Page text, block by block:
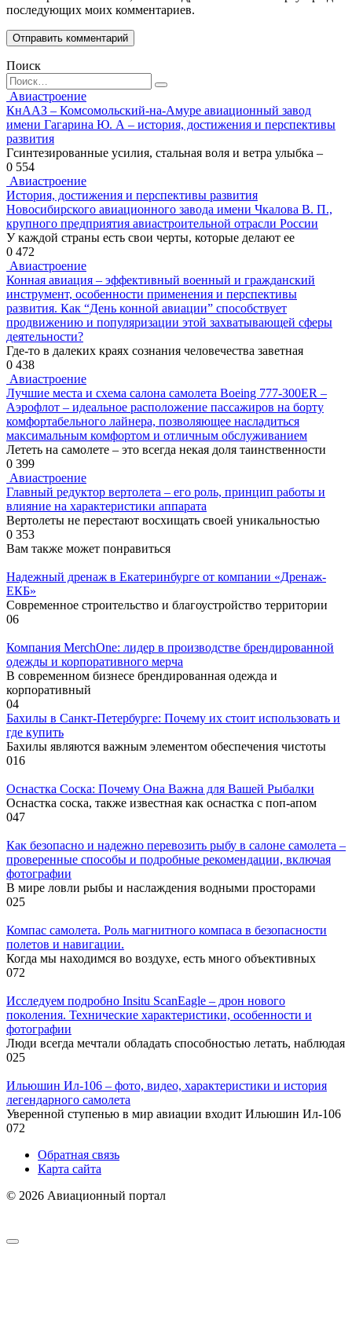
последующих моих комментариев.
Поиск
Search
for:
Авиастроение
КнААЗ – Комсомольский-на-Амуре авиационный завод
имени Гагарина Ю. А – история, достижения и перспективы
развития
Гсинтезированные усилия, стальная воля и ветра улыбка –
0 554
Авиастроение
История, достижения и перспективы развития
Новосибирского авиационного завода имени Чкалова В. П.,
крупного предприятия авиастроительной отрасли России
У каждой страны есть свои черты, которые делают ее
0 472
Авиастроение
Конная авиация – эффективный военный и гражданский
инструмент, особенности применения и перспективы
развития. Как “День конной авиации” способствует
продвижению и популяризации этой захватывающей сферы
деятельности?
Где-то в далеких краях сознания человечества заветная
0 438
Авиастроение
Лучшие места и схема салона самолета Boeing 777-300ER –
Аэрофлот – идеальное расположение пассажиров на борту
комфортабельного лайнера, позволяющее насладиться
максимальным комфортом и отличным обслуживанием
Лететь на самолете – это всегда некая доля таинственности
0 399
Авиастроение
Главный редуктор вертолета – его роль, принцип работы и
влияние на характеристики аппарата
Вертолеты не перестают восхищать своей уникальностью
0 353
Вам также может понравиться
Надежный дренаж в Екатеринбурге от компании «Дренаж-
ЕКБ»
Современное строительство и благоустройство территории
06
Компания MerchOne: лидер в производстве брендированной
одежды и корпоративного мерча
В современном бизнесе брендированная одежда и
корпоративный
04
Бахилы в Санкт-Петербурге: Почему их стоит использовать и
где купить
Бахилы являются важным элементом обеспечения чистоты
016
Оснастка Соска: Почему Она Важна для Вашей Рыбалки
Оснастка соска, также известная как оснастка с поп-апом
047
Как безопасно и надежно перевозить рыбу в салоне самолета –
проверенные способы и подробные рекомендации, включая
фотографии
В мире ловли рыбы и наслаждения водными просторами
025
Компас самолета. Роль магнитного компаса в безопасности
полетов и навигации.
Когда мы находимся во воздухе, есть много объективных
072
Исследуем подробно Insitu ScanEagle – дрон нового
поколения. Технические характеристики, особенности и
фотографии
Люди всегда мечтали обладать способностью летать, наблюдая
025
Ильюшин Ил-106 – фото, видео, характеристики и история
легендарного самолета
Уверенной ступенью в мир авиации входит Ильюшин Ил-106
072
Обратная связь
Карта сайта
© 2026 Авиационный портал